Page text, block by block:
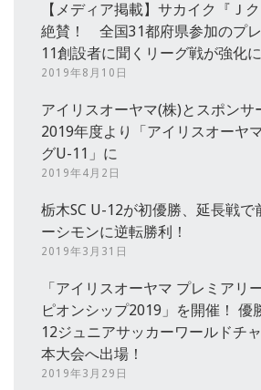
【メディア掲載】サカイク『Ｊ
絶賛！ 全国31都府県参加のプ
11創設者に聞くリーグ戦が強化
2019年8月10日
アイリスオーヤマ(株)とスポンサ
2019年度より「アイリスオーヤ
グU-11」に
2019年4月2日
栃木SC U-12が初優勝、延長戦で
ーシモンに逆転勝利！
2019年3月31日
「アイリスオーヤマ プレミアリ
ピオンシップ2019」を開催！ 優
12ジュニアサッカーワールドチ
本大会へ出場！
2019年3月29日